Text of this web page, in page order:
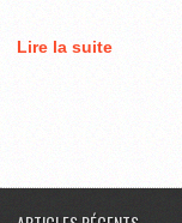
Lire la suite